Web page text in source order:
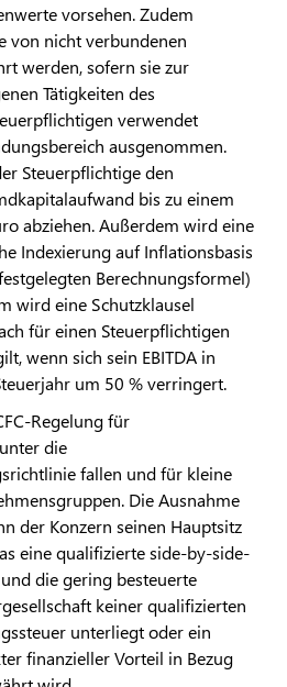
vorsehen. Zudem
von nicht verbundenen
werden, sofern sie zur
Tätigkeiten des
verwendet
ausgenommen.
Steuerpflichtige den
bis zu einem
abziehen. Außerdem wird eine
Indexierung auf Inflationsbasis
Berechnungsformel)
wird eine Schutzklausel
für einen Steuerpflichtigen
wenn sich sein EBITDA in
um 50 % verringert.
Regelung für
die
fallen und für kleine
Die Ausnahme
der Konzern seinen Hauptsitz
eine qualifizierte side-by-side-
die gering besteuerte
keiner qualifizierten
unterliegt oder ein
finanzieller Vorteil in Bezug